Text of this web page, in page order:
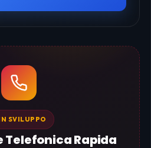
SVILUPPO
Telefonica Rapida